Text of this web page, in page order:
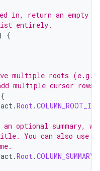
in, return an empty
entirely.
{
multiple roots (e.g.
multiple cursor rows.
{
.Root.COLUMN_ROOT_ID
optional summary,
You can also use
.Root.COLUMN_SUMMARY